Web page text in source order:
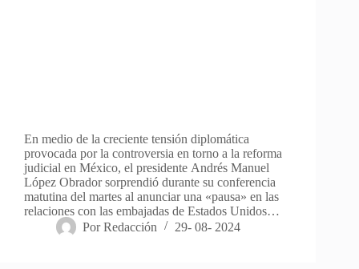
En medio de la creciente tensión diplomática
provocada por la controversia en torno a la reforma
judicial en México, el presidente Andrés Manuel
López Obrador sorprendió durante su conferencia
matutina del martes al anunciar una «pausa» en las
relaciones con las embajadas de Estados Unidos…
Por Redacción 29- 08- 2024